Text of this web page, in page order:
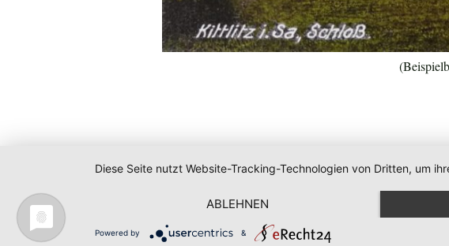
Diese Seite nutzt Website-Tracking-Technologien von Dritten, um
ABLEHNEN
Powered by &